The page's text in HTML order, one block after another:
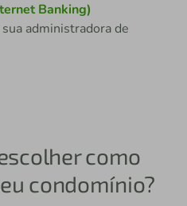
Banking)
administradora de
como
condomínio?